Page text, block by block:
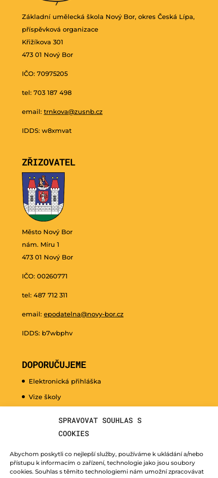
SPRAVOVAT SOUHLAS S
COOKIES
Abychom poskytli co nejlepší služby, používáme k ukládání a/nebo
přístupu k informacím o zařízení, technologie jako jsou soubory
cookies. Souhlas s těmito technologiemi nám umožní zpracovávat
Základní umělecká škola Nový Bor, okres Česká Lípa,
příspěvková organizace
Křižíkova 301
473 01 Nový Bor
IČO: 70975205
tel: 703 187 498
email: trnkova@zusnb.cz
IDDS: w8xmvat
ZŘIZOVATEL
Město Nový Bor
nám. Míru 1
473 01 Nový Bor
IČO: 00260771
tel: 487 712 311
email: epodatelna@novy-bor.cz
IDDS: b7wbphv
DOPORUČUJEME
Elektronická přihláška
Vize školy
Kurzy pro veřejnost
Fotogalerie